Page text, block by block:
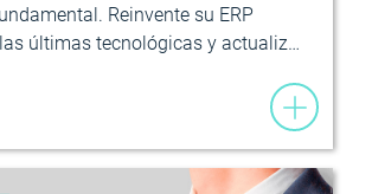
Reinvente su ERP
últimas tecnológicas y actualiz…